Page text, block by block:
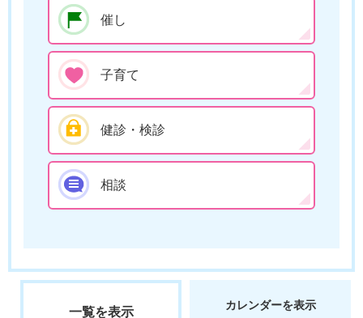
催し
子育て
健診・検診
相談
一覧を表示 カレンダーを表示